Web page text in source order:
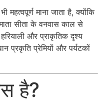
महत्वपूर्ण माना जाता है, क्योंकि
सीता के वनवास काल से
और प्राकृतिक दृश्य
प्रकृति प्रेमियों और पर्यटकों
है?